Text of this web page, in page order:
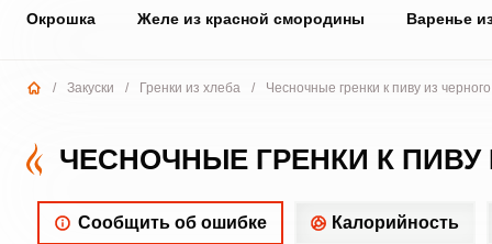
Окрошка Желе из красной смородины Варенье
/ Закуски / Гренки из хлеба / Чесночные гренки к пиву из
ЧЕСНОЧНЫЕ ГРЕНКИ К
Сообщить об ошибке Калорийность